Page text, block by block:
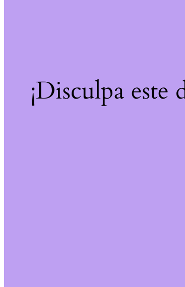
¡Disculpa